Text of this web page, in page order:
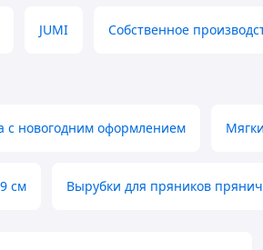
JUMI Собственное
с новогодним оформлением
см Вырубки для пряников